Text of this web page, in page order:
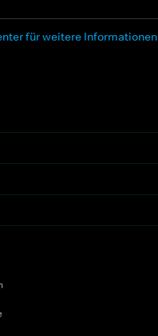
für weitere Informationen